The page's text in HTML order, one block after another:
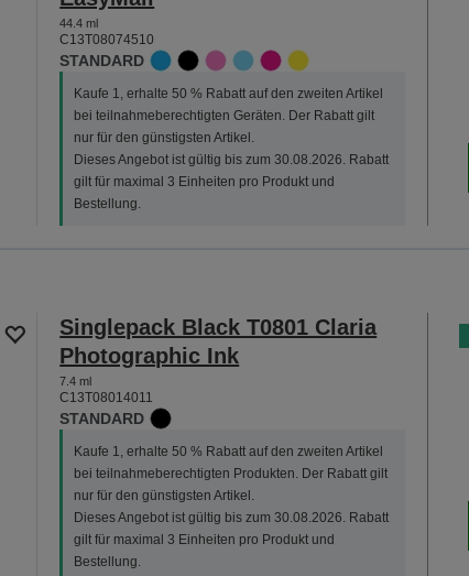
44.4 ml
C13T08074510
STANDARD
Kaufe 1, erhalte 50 % Rabatt auf den zweiten Artikel
bei teilnahmeberechtigten Geräten. Der Rabatt gilt
nur für den günstigsten Artikel.
Dieses Angebot ist gültig bis zum 30.08.2026. Rabatt
gilt für maximal 3 Einheiten pro Produkt und
Bestellung.
Singlepack Black T0801 Claria
Photographic Ink
7.4 ml
C13T08014011
STANDARD
Kaufe 1, erhalte 50 % Rabatt auf den zweiten Artikel
bei teilnahmeberechtigten Produkten. Der Rabatt gilt
nur für den günstigsten Artikel.
Dieses Angebot ist gültig bis zum 30.08.2026. Rabatt
gilt für maximal 3 Einheiten pro Produkt und
Bestellung.